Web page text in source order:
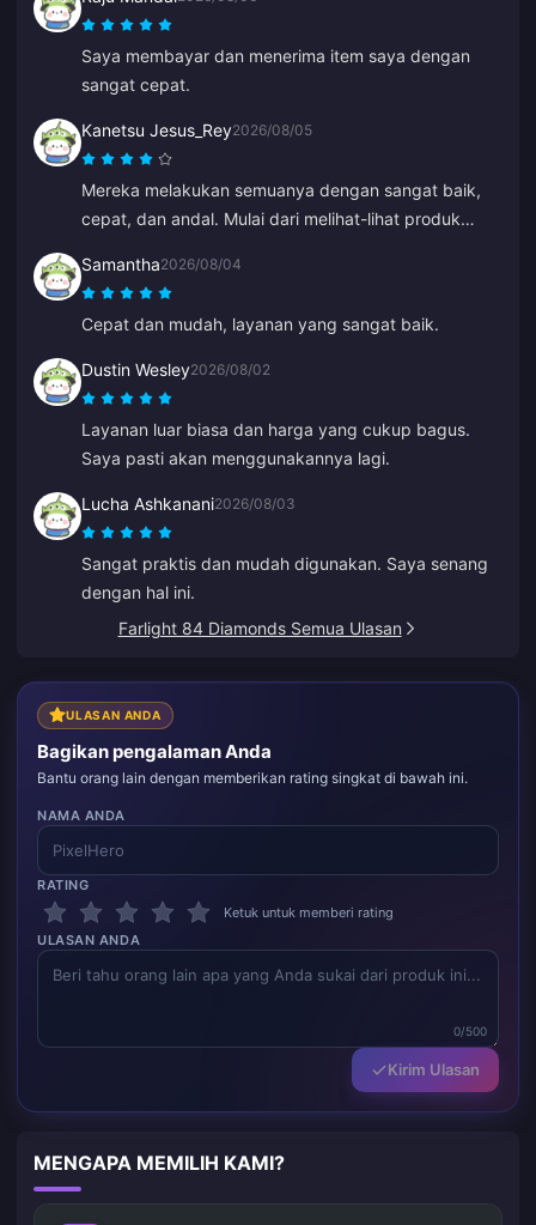
Saya membayar dan menerima item saya dengan
sangat cepat.
Kanetsu Jesus_Rey2026/08/05
Mereka melakukan semuanya dengan sangat baik,
cepat, dan andal. Mulai dari melihat-lihat produk
membuat mereka jauh lebih unggul dari yang lain
karena mencegah banyak kesalahan.
Samantha2026/08/04
Cepat dan mudah, layanan yang sangat baik.
Dustin Wesley2026/08/02
Layanan luar biasa dan harga yang cukup bagus.
Saya pasti akan menggunakannya lagi.
Lucha Ashkanani2026/08/03
Sangat praktis dan mudah digunakan. Saya senang
dengan hal ini.
Farlight 84 Diamonds Semua Ulasan
ULASAN ANDA
Bagikan pengalaman Anda
Bantu orang lain dengan memberikan rating singkat di bawah ini.
NAMA ANDA
RATING
Ketuk untuk memberi rating
ULASAN ANDA
0/500
Kirim Ulasan
MENGAPA MEMILIH KAMI?